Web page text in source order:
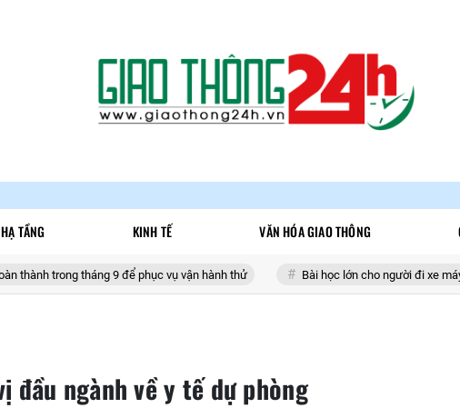
TẦNG KINH TẾ VĂN HÓA GIAO THÔNG
9 để phục vụ vận hành thử Bài học lớn cho người đi xe máy khi tham gia
đầu ngành về y tế dự phòng